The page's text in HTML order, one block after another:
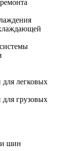
легковых
грузовых
шин